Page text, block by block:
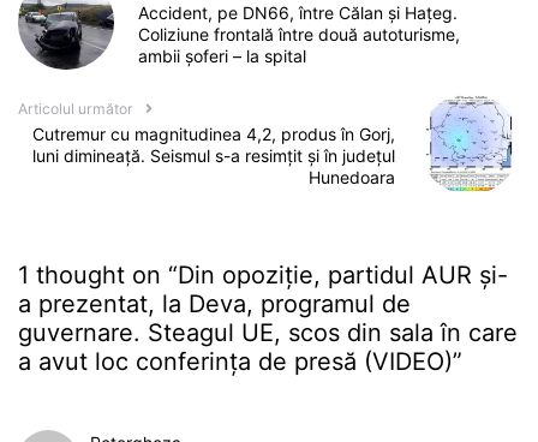
Accident, pe DN66, între Călan și Hațeg.
Coliziune frontală între două autoturisme,
ambii șoferi – la spital
Articolul următor
Cutremur cu magnitudinea 4,2, produs în Gorj,
luni dimineață. Seismul s-a resimțit și în județul
Hunedoara
1 thought on “Din opoziție, partidul AUR și-
a prezentat, la Deva, programul de
guvernare. Steagul UE, scos din sala în care
a avut loc conferința de presă (VIDEO)”